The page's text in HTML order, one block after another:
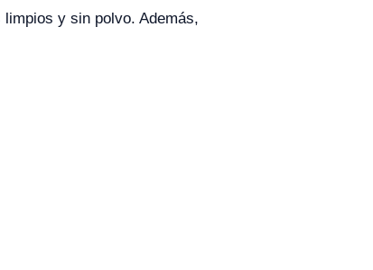
y sin polvo. Además,